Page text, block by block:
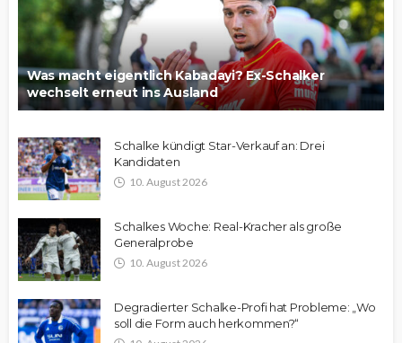
Was macht eigentlich Kabadayi? Ex-Schalker
wechselt erneut ins Ausland
Schalke kündigt Star-Verkauf an: Drei
Kandidaten
10. August 2026
Schalkes Woche: Real-Kracher als große
Generalprobe
10. August 2026
Degradierter Schalke-Profi hat Probleme: „Wo
soll die Form auch herkommen?“